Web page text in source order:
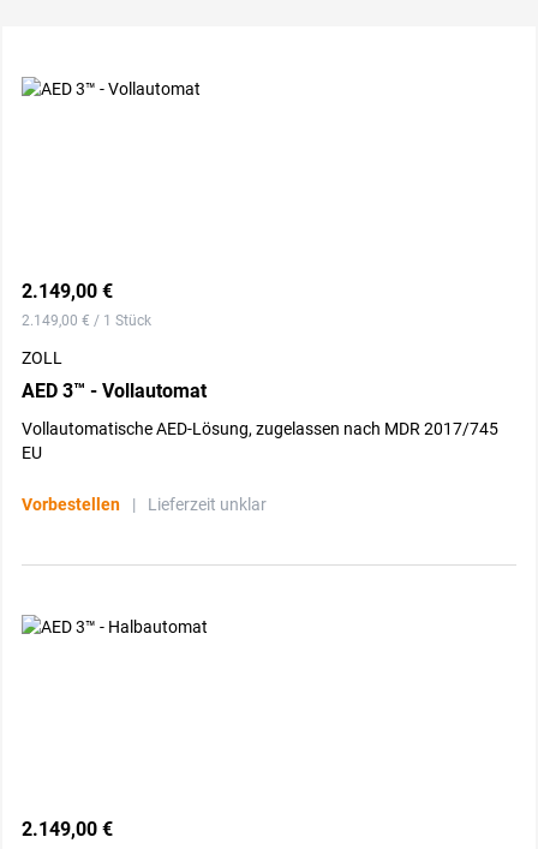
2.149,00 €
2.149,00 € / 1 Stück
ZOLL
AED 3™ - Vollautomat
Vollautomatische AED-Lösung, zugelassen nach MDR 2017/745
EU
Vorbestellen | Lieferzeit unklar
2.149,00 €